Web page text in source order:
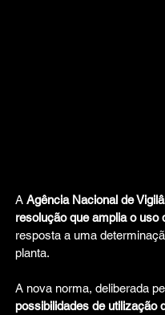
A Agência Nacional de
resolução que amplia o uso
resposta a uma
planta.
A nova norma, deliberada
possibilidades de utilização